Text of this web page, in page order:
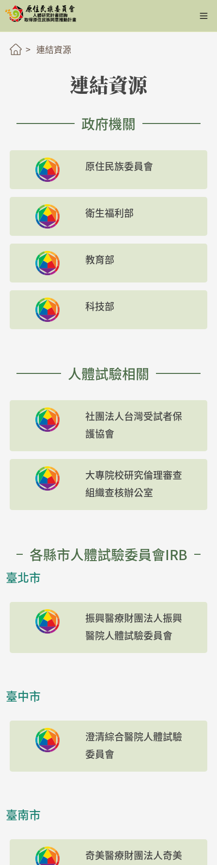
連結資源
連結資源
政府機關
原住民族委員會
衛生福利部
教育部
科技部
人體試驗相關
社團法人台灣受試者保
護協會
大專院校研究倫理審查
組織查核辦公室
各縣市人體試驗委員會IRB
臺北市
振興醫療財團法人振興
醫院人體試驗委員會
臺中市
澄清綜合醫院人體試驗
委員會
臺南市
奇美醫療財團法人奇美